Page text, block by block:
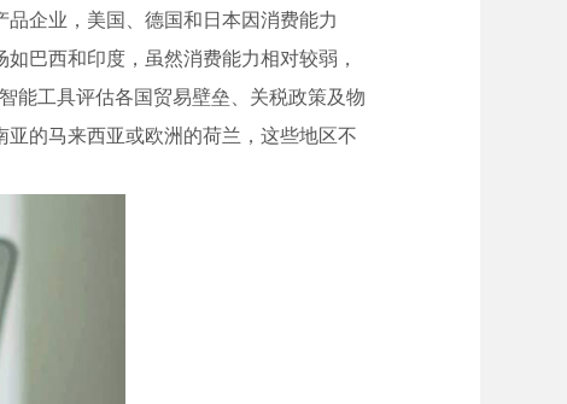
企业，美国、德国和日本因消费能力
巴西和印度，虽然消费能力相对较弱，
能工具评估各国贸易壁垒、关税政策及物
的马来西亚或欧洲的荷兰，这些地区不